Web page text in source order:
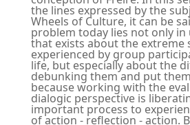
the lines expressed by the
Wheels of Culture, it can be
problem today lies not only
that exists about the extreme
experienced by group
life, but especially about the
debunking them and put
because working with the
dialogic perspective is
important process to
of action - reflection - action.